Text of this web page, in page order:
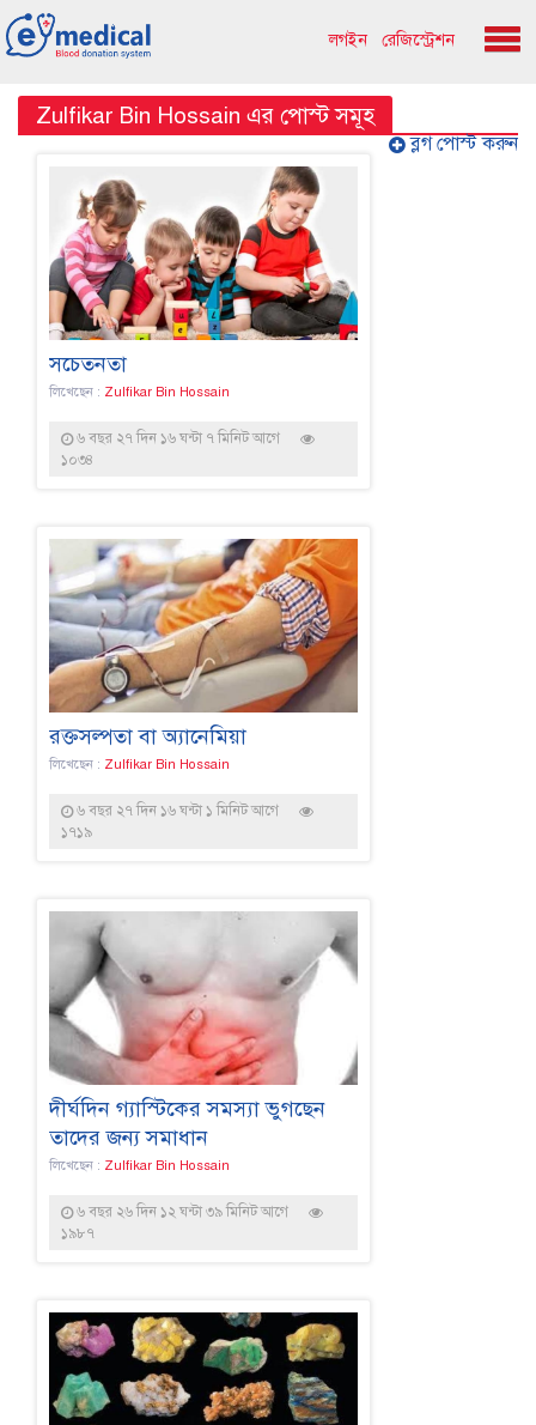
লগইন রেজিস্ট্রেশন
Zulfikar Bin Hossain এর পোস্ট সমূহ
ব্লগ পোস্ট করুন
সচেতনতা
লিখেছেন : Zulfikar Bin Hossain
৬ বছর ২৭ দিন ১৬ ঘন্টা ৭ মিনিট আগে
১০৩৪
রক্তসল্পতা বা অ্যানেমিয়া
লিখেছেন : Zulfikar Bin Hossain
৬ বছর ২৭ দিন ১৬ ঘন্টা ১ মিনিট আগে
১৭১৯
দীর্ঘদিন গ্যাস্টিকের সমস্যা ভুগছেন
তাদের জন্য সমাধান
লিখেছেন : Zulfikar Bin Hossain
৬ বছর ২৬ দিন ১২ ঘন্টা ৩৯ মিনিট আগে
১৯৮৭